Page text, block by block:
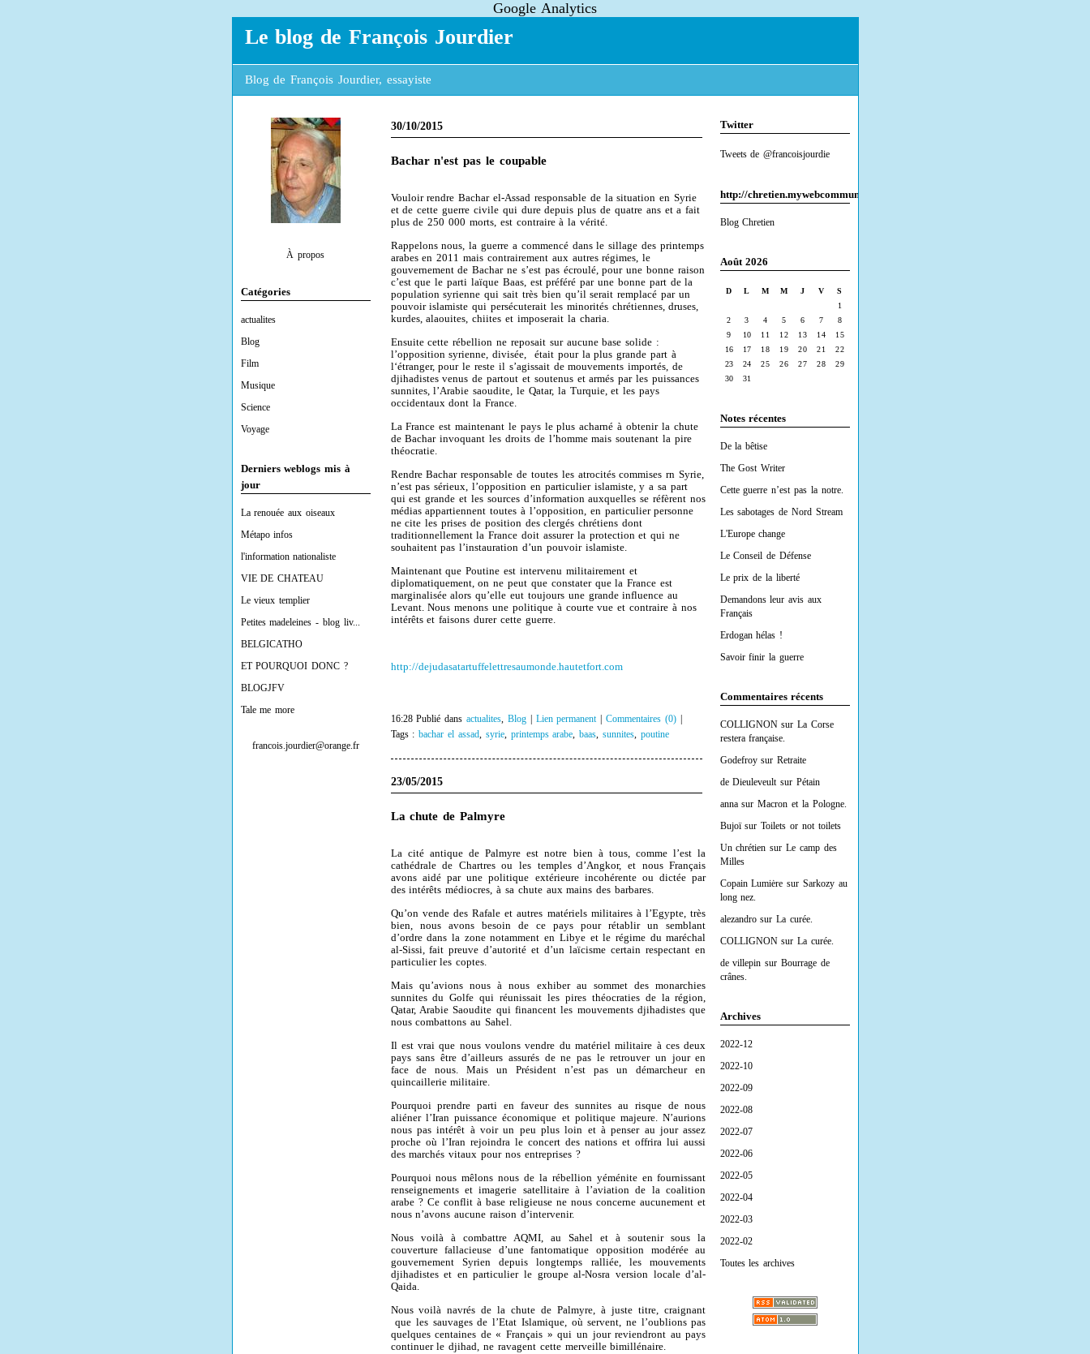
Google Analytics
Le blog de François Jourdier
Blog de François Jourdier, essayiste
À propos
Catégories
actualites
Blog
Film
Musique
Science
Voyage
Derniers weblogs mis à
jour
La renouée aux oiseaux
Métapo infos
l'information nationaliste
VIE DE CHATEAU
Le vieux templier
Petites madeleines - blog liv...
BELGICATHO
ET POURQUOI DONC ?
BLOGJFV
Tale me more
francois.jourdier@orange.fr
Twitter
Tweets de @francoisjourdie
http://chretien.mywebcommunity.org/
Blog Chretien
Août 2026
D L M M J V
S
1
2
3 4 5 6 7
8
9
10 11 12 13 14
15
16
17 18 19 20 21
22
23
24 25 26 27 28
29
30
31
Notes récentes
De la bêtise
The Gost Writer
Cette guerre n’est pas la notre.
Les sabotages de Nord Stream
L'Europe change
Le Conseil de Défense
Le prix de la liberté
Demandons leur avis aux
Français
Erdogan hélas !
Savoir finir la guerre
Commentaires récents
COLLIGNONsurLa Corse
restera française.
GodefroysurRetraite
de DieuleveultsurPétain
annasurMacron et la Pologne.
BujoïsurToilets or not toilets
Un chrétien surLe camp des
Milles
Copain Lumiėre surSarkozy au
long nez.
alezandrosurLa curée.
COLLIGNONsurLa curée.
de villepin surBourrage de
crânes.
Archives
2022-12
2022-10
2022-09
2022-08
2022-07
2022-06
2022-05
2022-04
2022-03
2022-02
Toutes les archives
30/10/2015
Bachar n'est pas le coupable
Vouloir rendre Bachar el-Assad responsable de la situation en Syrie
et de cette guerre civile qui dure depuis plus de quatre ans et a fait
plus de 250 000 morts, est contraire à la vérité.
Rappelons nous, la guerre a commencé dans le sillage des printemps
arabes en 2011 mais contrairement aux autres régimes, le
gouvernement de Bachar ne s’est pas écroulé, pour une bonne raison
c’est que le parti laïque Baas, est préféré par une bonne part de la
population syrienne qui sait très bien qu’il serait remplacé par un
pouvoir islamiste qui persécuterait les minorités chrétiennes, druses,
kurdes, alaouites, chiites et imposerait la charia.
Ensuite cette rébellion ne reposait sur aucune base solide :
l’opposition syrienne, divisée,
était pour la plus grande part à
l‘étranger, pour le reste il s’agissait de mouvements importés, de
djihadistes venus de partout et soutenus et armés par les puissances
sunnites, l’Arabie saoudite, le Qatar, la Turquie, et les pays
occidentaux dont la France.
La France est maintenant le pays le plus acharné à obtenir la chute
de Bachar invoquant les droits de l’homme mais soutenant la pire
théocratie.
Rendre Bachar responsable de toutes les atrocités commises rn Syrie,
n’est pas sérieux, l’opposition en particulier islamiste, y a sa part
qui est grande et les sources d’information auxquelles se réfèrent nos
médias appartiennent toutes à l’opposition, en particulier personne
ne cite les prises de position des clergés chrétiens dont
traditionnellement la France doit assurer la protection et qui ne
souhaitent pas l’instauration d’un pouvoir islamiste.
Maintenant que Poutine est intervenu militairement et
diplomatiquement, on ne peut que constater que la France est
marginalisée alors qu’elle eut toujours une grande influence au
Levant. Nous menons une politique à courte vue et contraire à nos
intérêts et faisons durer cette guerre.
http://dejudasatartuffelettresaumonde.hautetfort.com
16:28 Publié dansactualites, Blog| Lien permanent|Commentaires (0)|
Tags :bachar el assad, syrie, printemps arabe,baas,sunnites, poutine
23/05/2015
La chute de Palmyre
La cité antique de Palmyre est notre bien à tous, comme l’est la
cathédrale de Chartres ou les temples d’Angkor, et nous Français
avons aidé par une politique extérieure incohérente ou dictée par
des intérêts médiocres, à sa chute aux mains des barbares.
Qu’on vende des Rafale et autres matériels militaires à l’Egypte, très
bien, nous avons besoin de ce pays pour rétablir un semblant
d’ordre dans la zone notamment en Libye et le régime du maréchal
al-Sissi, fait preuve d’autorité et d’un laïcisme certain respectant en
particulier les coptes.
Mais qu’avions nous à nous exhiber au sommet des monarchies
sunnites du Golfe qui réunissait les pires théocraties de la région,
Qatar, Arabie Saoudite qui financent les mouvements djihadistes que
nous combattons au Sahel.
Il est vrai que nous voulons vendre du matériel militaire à ces deux
pays sans être d’ailleurs assurés de ne pas le retrouver un jour en
face de nous. Mais un Président n’est pas un démarcheur en
quincaillerie militaire.
Pourquoi prendre parti en faveur des sunnites au risque de nous
aliéner l’Iran puissance économique et politique majeure. N’aurions
nous pas intérêt à voir un peu plus loin et à penser au jour assez
proche où l’Iran rejoindra le concert des nations et offrira lui aussi
des marchés vitaux pour nos entreprises ?
Pourquoi nous mêlons nous de la rébellion yéménite en fournissant
renseignements et imagerie satellitaire à l’aviation de la coalition
arabe ? Ce conflit à base religieuse ne nous concerne aucunement et
nous n’avons aucune raison d’intervenir.
Nous voilà à combattre AQMI, au Sahel et à soutenir sous la
couverture fallacieuse d’une fantomatique opposition modérée au
gouvernement Syrien depuis longtemps ralliée, les mouvements
djihadistes et en particulier le groupe al-Nosra version locale d’al-
Qaida.
Nous voilà navrés de la chute de Palmyre, à juste titre, craignant
que les sauvages de l’Etat Islamique, où servent, ne l’oublions pas
quelques centaines de « Français » qui un jour reviendront au pays
continuer le djihad, ne ravagent cette merveille bimillénaire.